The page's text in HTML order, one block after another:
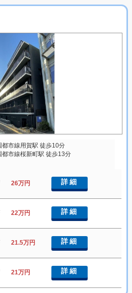
都市線用賀駅 徒歩10分
都市線桜新町駅 徒歩13分
26万円 詳細
22万円 詳細
21.5万円 詳細
21万円 詳細